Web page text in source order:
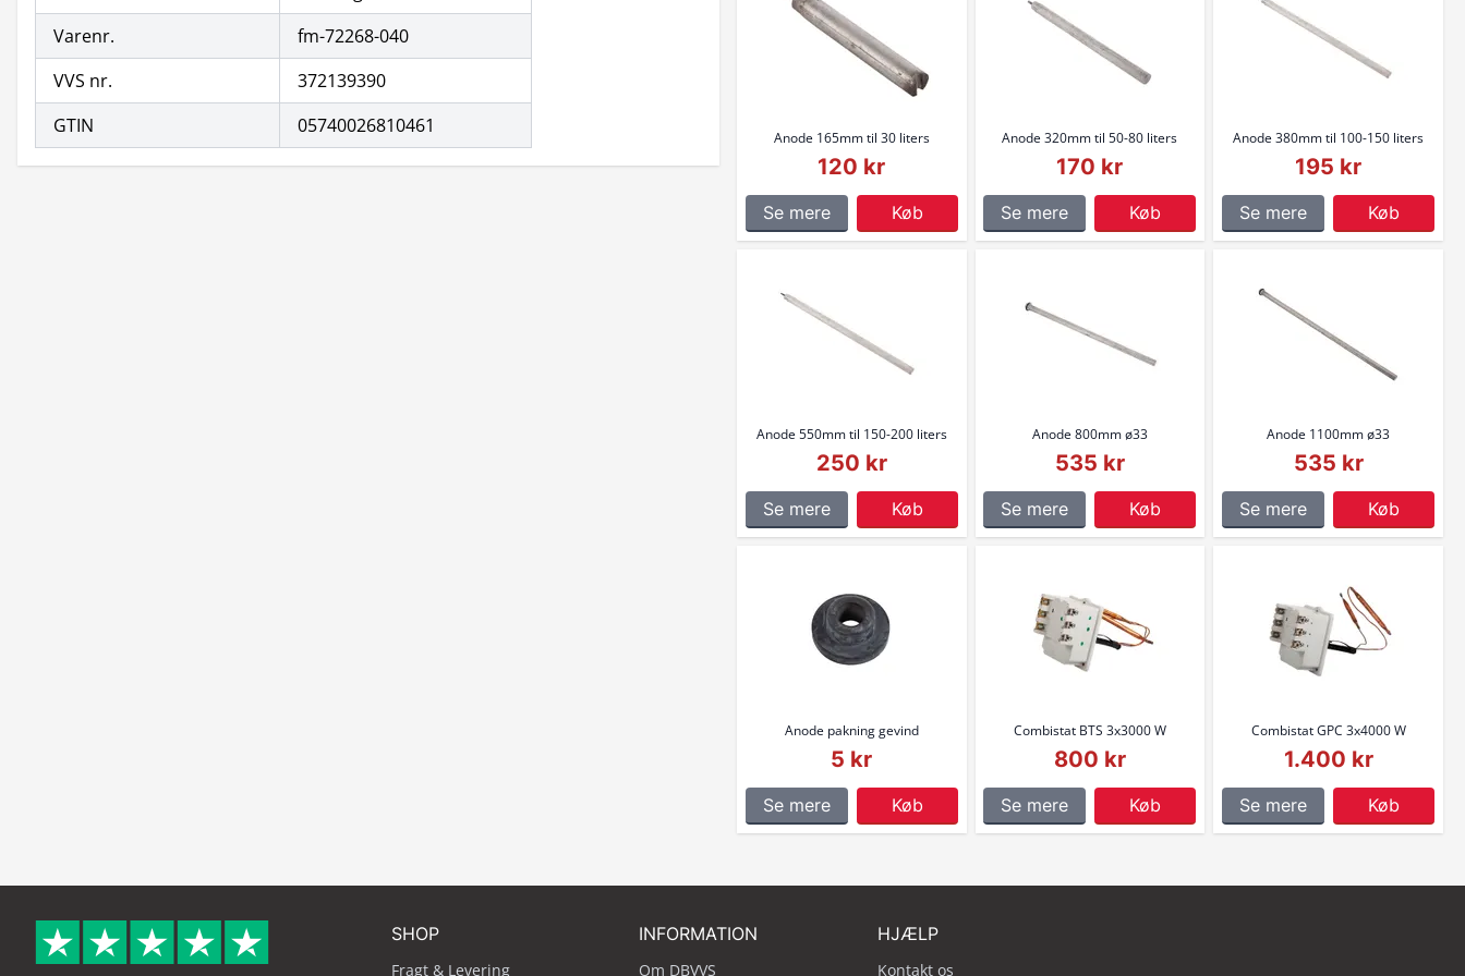
Varenr.
fm-72268-040
VVS nr.
372139390
GTIN
05740026810461
Anode 165mm til 30 liters
120 kr
Se mere Køb
Anode 320mm til 50-80 liters
170 kr
Se mere Køb
Anode 380mm til 100-150 liters
195 kr
Se mere Køb
Anode 550mm til 150-200 liters
250 kr
Se mere Køb
Anode 800mm ø33
535 kr
Se mere Køb
Anode 1100mm ø33
535 kr
Se mere Køb
Anode pakning gevind
5 kr
Se mere Køb
Combistat BTS 3x3000 W
800 kr
Se mere Køb
Combistat GPC 3x4000 W
1.400 kr
Se mere Køb
SHOP
Fragt & Levering
INFORMATION
Om DBVVS
HJÆLP
Kontakt os